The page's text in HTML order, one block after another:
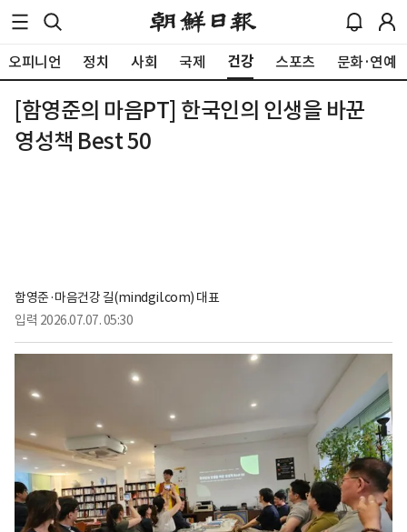
오피니언 정치 사회 국제 건강 스포츠 문화·연예
[함영준의 마음PT] 한국인의 인생을 바꾼
영성책 Best 50
함영준·마음건강 길(mindgil.com) 대표
입력 2026.07.07. 05:30